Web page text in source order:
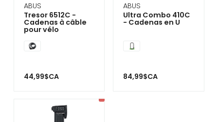
ABUS
Tresor 6512C -
Cadenas à câble
pour vélo
44,99$CA
ABUS
Ultra Combo 410C
- Cadenas en U
84,99$CA